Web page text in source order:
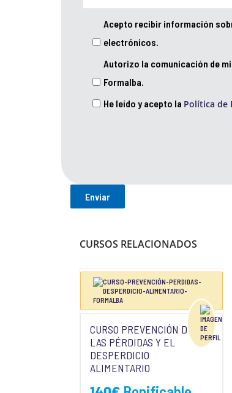
Acepto recibir información
electrónicos.
Autorizo la comunicación de
Formalba.
He leído y acepto la Política de
CURSOS RELACIONADOS
CURSO PREVENCIÓN DE
LAS PÉRDIDAS Y EL
DESPERDICIO
ALIMENTARIO